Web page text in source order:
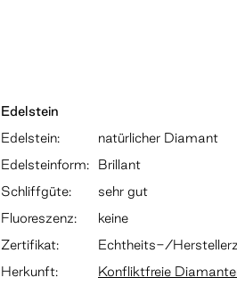
Edelstein
Edelstein:
natürlicher Diamant
Edelsteinform:
Brillant
Schliffgüte:
sehr gut
Fluoreszenz:
keine
Zertifikat:
Echtheits-/
Herkunft:
Konfliktfreie